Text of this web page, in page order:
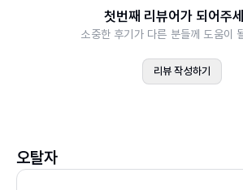
사람과 사람 사이의 포근함은 더욱 중요합
말이 우리의 포근함의 정도를 대신하는 경
“사람들은 당신이 한 말을 잊을 수 있지만
어떤 느낌을 주었는지는 절대 잊지 않을
‘늡늡한’ 성격은 오직 다른 누군가를 위한
12⋮자랑스럽다⋮성취에서 자부심까지
13⋮즐겁다⋮삶을 가득 채우는 행복의
14⋮황홀하다⋮영혼을 깨우는 아름다움
15⋮흡족하다⋮기대에서 충족까지, 완전
2장 인격과 품성
첫번째 리뷰어가 되어주
소중한 후기가 다른 분들께 도움이
리뷰 작성하기
오탈자